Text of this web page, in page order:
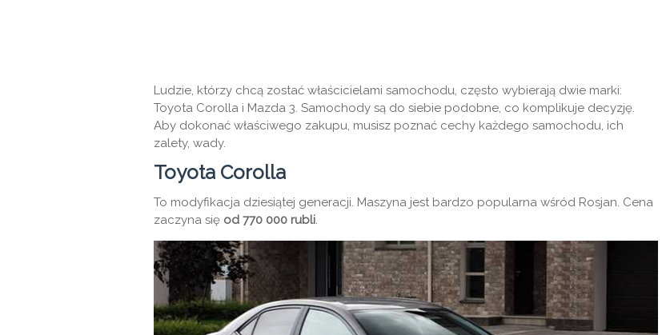
Ludzie, którzy chcą zostać właścicielami samochodu, często wybierają dwie marki:
Toyota Corolla i Mazda 3. Samochody są do siebie podobne, co komplikuje decyzję.
Aby dokonać właściwego zakupu, musisz poznać cechy każdego samochodu, ich
zalety, wady.
Toyota Corolla
To modyfikacja dziesiątej generacji. Maszyna jest bardzo popularna wśród Rosjan. Cena
zaczyna się od 770 000 rubli.